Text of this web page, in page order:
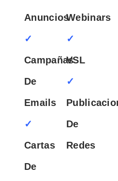
Anuncios
✓
Campañas
De
Emails
✓
Cartas
De
Webinars
✓
VSL
✓
De
Redes